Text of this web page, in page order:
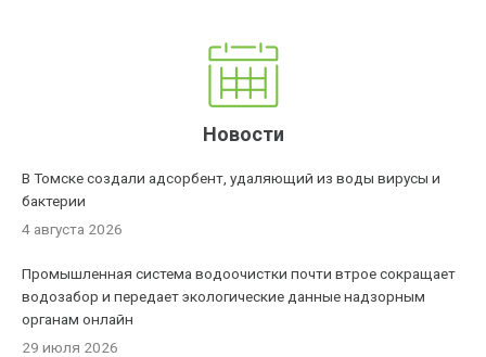
Новости
В Томске создали адсорбент, удаляющий из воды вирусы и
бактерии
4 августа 2026
Промышленная система водоочистки почти втрое сокращает
водозабор и передает экологические данные надзорным
органам онлайн
29 июля 2026